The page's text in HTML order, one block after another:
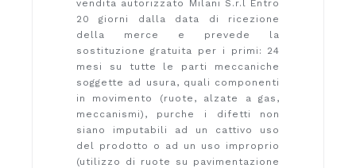
vendita autorizzato Milani S.r.l Entro
20 giorni dalla data di ricezione
della merce e prevede la
sostituzione gratuita per i primi: 24
mesi su tutte le parti meccaniche
soggette ad usura, quali componenti
in movimento (ruote, alzate a gas,
meccanismi), purche i difetti non
siano imputabili ad un cattivo uso
del prodotto o ad un uso improprio
(utilizzo di ruote su pavimentazione